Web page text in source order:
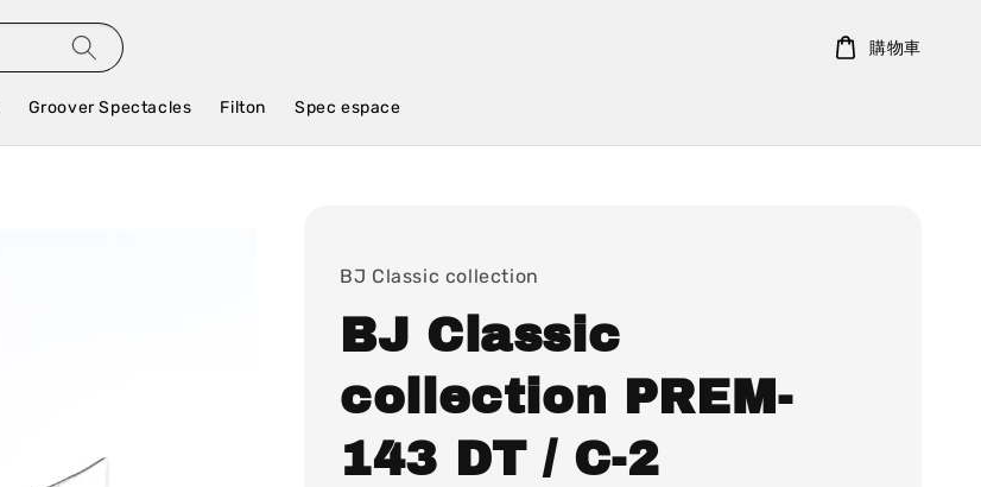
Groover Spectacles Filton Spec espace
購物車
BJ Classic collection
BJ Classic
collection PREM-
143 DT / C-2